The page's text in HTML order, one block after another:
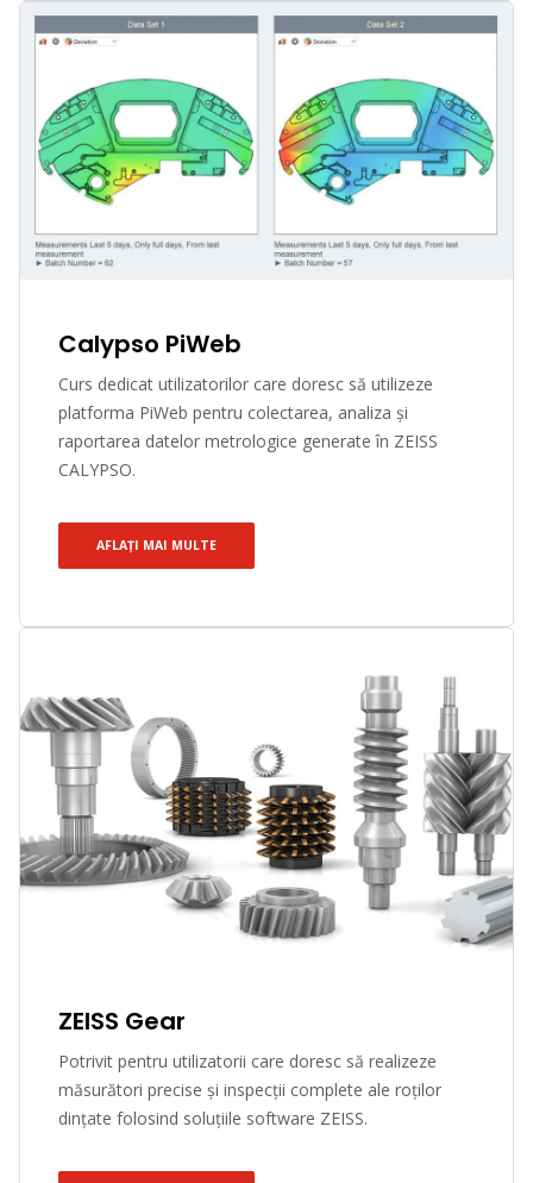
Calypso PiWeb
Curs dedicat utilizatorilor care doresc să utilizeze
platforma PiWeb pentru colectarea, analiza și
raportarea datelor metrologice generate în ZEISS
CALYPSO.
AFLAȚI MAI MULTE
ZEISS Gear
Potrivit pentru utilizatorii care doresc să realizeze
măsurători precise și inspecții complete ale roților
dințate folosind soluțiile software ZEISS.